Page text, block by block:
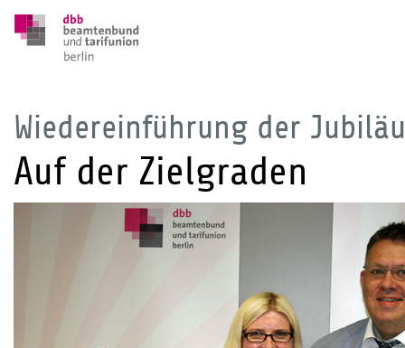
Wiedereinführung der
Auf der Zielgraden